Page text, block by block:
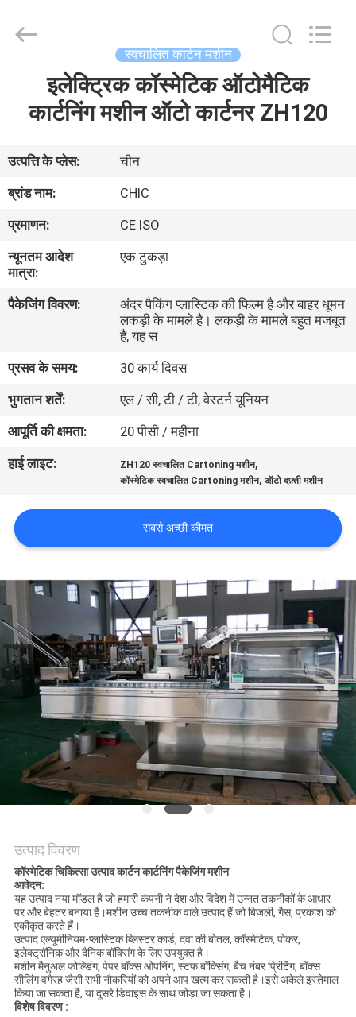
हमारे
बारे
कारखाने
गुणवत्ता
नियंत्रण
संपर्क
करें
समाचार
मामले
एक
उद्धरण
का
अनुरोध
करें
साइटमैप
PRIVACY
POLICY
Machinery
स्वचालित कार्टन मशीन
इलेक्ट्रिक कॉस्मेटिक ऑटोमैटिक
कार्टनिंग मशीन ऑटो कार्टनर ZH120
उत्पत्ति के प्लेस:
चीन
ब्रांड नाम:
CHIC
प्रमाणन:
CE ISO
न्यूनतम आदेश
मात्रा:
एक टुकड़ा
पैकेजिंग विवरण:
अंदर पैकिंग प्लास्टिक की फिल्म है और बाहर धूमन
लकड़ी के मामले है। लकड़ी के मामले बहुत मजबूत
है, यह स
प्रसव के समय:
30 कार्य दिवस
भुगतान शर्तें:
एल / सी, टी / टी, वेस्टर्न यूनियन
आपूर्ति की क्षमता:
20 पीसी / महीना
हाई लाइट:
ZH120 स्वचालित Cartoning मशीन,
कॉस्मेटिक स्वचालित Cartoning मशीन,ऑटो दफ़्ती मशीन
सबसे अच्छी कीमत
उत्पाद विवरण
कॉस्मेटिक चिकित्सा उत्पाद कार्टन कार्टनिंग पैकेजिंग मशीन
आवेदन:
यह उत्पाद नया मॉडल है जो हमारी कंपनी ने देश और विदेश में उन्नत तकनीकों के आधार
पर और बेहतर बनाया है।मशीन उच्च तकनीक वाले उत्पाद हैं जो बिजली, गैस, प्रकाश को
एकीकृत करते हैं।
उत्पाद एल्यूमीनियम-प्लास्टिक ब्लिस्टर कार्ड, दवा की बोतल, कॉस्मेटिक, पोकर,
इलेक्ट्रॉनिक और दैनिक बॉक्सिंग के लिए उपयुक्त है।
मशीन मैनुअल फोल्डिंग, पेपर बॉक्स ओपनिंग, स्टफ बॉक्सिंग, बैच नंबर प्रिंटिंग, बॉक्स
सीलिंग वगैरह जैसी सभी नौकरियों को अपने आप खत्म कर सकती है।इसे अकेले इस्तेमाल
किया जा सकता है, या दूसरे डिवाइस के साथ जोड़ा जा सकता है।
विशेष विवरण :